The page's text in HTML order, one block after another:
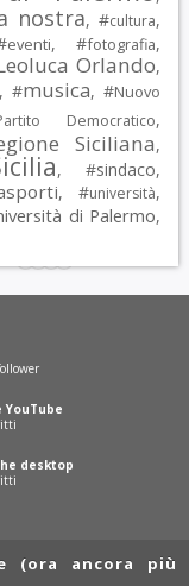
nostra, #cultura,
eventi, #fotografia,
Orlando,
, #musica, #Nuovo
Democratico,
Siciliana,
, #sindaco,
, #università,
di Palermo,
YouTube
desktop
(ora ancora più